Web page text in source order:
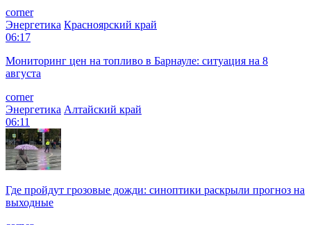
corner
Энергетика Красноярский край
06:17
Мониторинг цен на топливо в Барнауле: ситуация на 8
августа
corner
Энергетика Алтайский край
06:11
Где пройдут грозовые дожди: синоптики раскрыли прогноз на
выходные